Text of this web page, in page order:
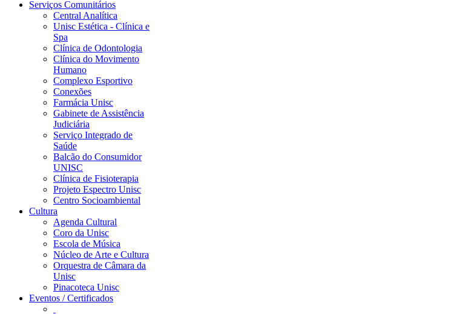
Serviços Comunitários
Central Analítica
Unisc Estética - Clínica e
Spa
Clínica de Odontologia
Clínica do Movimento
Humano
Complexo Esportivo
Conexões
Farmácia Unisc
Gabinete de Assistência
Judiciária
Serviço Integrado de
Saúde
Balcão do Consumidor
UNISC
Clínica de Fisioterapia
Projeto Espectro Unisc
Centro Socioambiental
Cultura
Agenda Cultural
Coro da Unisc
Escola de Música
Núcleo de Arte e Cultura
Orquestra de Câmara da
Unisc
Pinacoteca Unisc
Eventos / Certificados